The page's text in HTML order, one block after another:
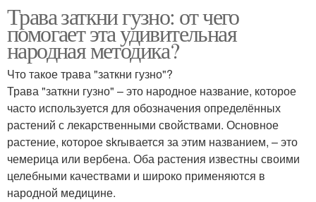
Трава заткни гузно: от чего
помогает эта удивительная
народная методика?
Что такое трава "заткни гузно"?
Трава "заткни гузно" – это народное название, которое
часто используется для обозначения определённых
растений с лекарственными свойствами. Основное
растение, которое skrывается за этим названием, – это
чемерица или вербена. Оба растения известны своими
целебными качествами и широко применяются в
народной медицине.